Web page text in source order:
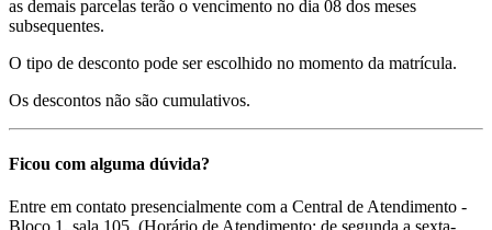
as demais parcelas terão o vencimento no dia 08 dos meses
subsequentes.
O tipo de desconto pode ser escolhido no momento da matrícula.
Os descontos não são cumulativos.
Ficou com alguma dúvida?
Entre em contato presencialmente com a Central de Atendimento -
Bloco 1, sala 105. (Horário de Atendimento: de segunda a sexta-